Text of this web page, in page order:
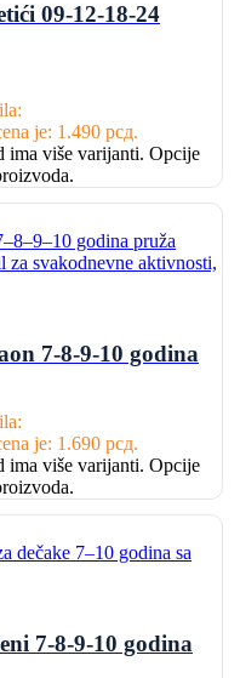
09-12-18-24
je: 1.490 рсд.
ima više varijanti. Opcije
7-8-9-10 godina
je: 1.690 рсд.
ima više varijanti. Opcije
7-8-9-10 godina